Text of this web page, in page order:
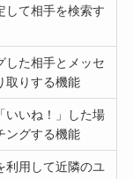
して相手を検索す
した相手とメッセ
取りする機能
いいね！」した場
ングする機能
利用して近隣のユ